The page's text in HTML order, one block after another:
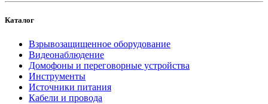
Каталог
Взрывозащищенное оборудование
Видеонаблюдение
Домофоны и переговорные устройства
Инструменты
Источники питания
Кабели и провода